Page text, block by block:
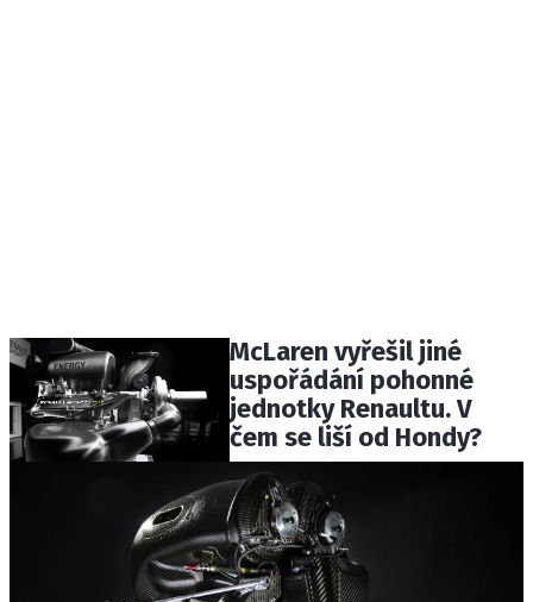
McLaren vyřešil jiné
uspořádání pohonné
jednotky Renaultu. V
čem se liší od Hondy?